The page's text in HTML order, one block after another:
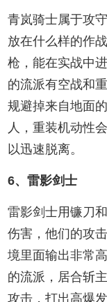
青岚骑士属于攻
放在什么样的作
枪，能在实战中
的流派有空战和
规避掉来自地面
人，重装机动性
以迅速脱离。
6、雷影剑士
雷影剑士用镰刀
伤害，他们的攻
境里面输出非常
的流派，居合斩
攻击，打出高爆